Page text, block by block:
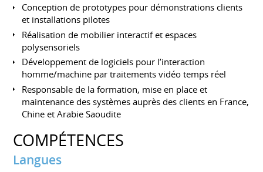
Conception de prototypes pour démonstrations clients
et installations pilotes
Réalisation de mobilier interactif et espaces
polysensoriels
Développement de logiciels pour l’interaction
homme/machine par traitements vidéo temps réel
Responsable de la formation, mise en place et
maintenance des systèmes auprès des clients en France,
Chine et Arabie Saoudite
COMPÉTENCES
Langues